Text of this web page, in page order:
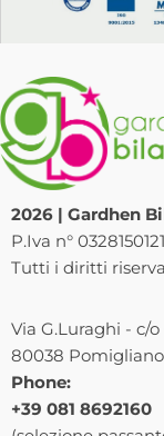
2026 | Gardhen
P.Iva n°
Tutti i diritti
Via G.Luraghi - c/
80038
Phone:
+39 081 8692160